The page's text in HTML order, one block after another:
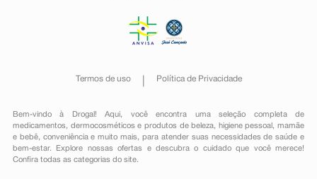
Termos de uso Política de Privacidade
Bem-vindo à Drogal! Aqui, você encontra uma seleção completa de
medicamentos , dermocosméticos e produtos de beleza, higiene pessoal ,mamãe
e bebê, conveniênciae muito mais, para atender suas necessidades de saúde e
bem-estar. Explore nossas ofertas e descubra o cuidado que você merece!
Confira todas as categorias do site.